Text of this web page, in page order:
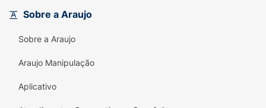
Sobre a Araujo
Sobre a Araujo
Araujo Manipulação
Aplicativo